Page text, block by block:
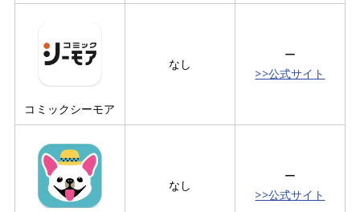
コミックシーモア
なし
ー
>>公式サイト
なし
ー
>>公式サイト